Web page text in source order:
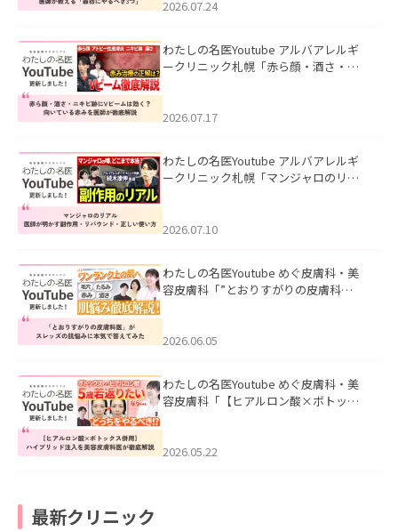
た。
2026.07.24
わたしの名医Youtube アルバアレルギ
ークリニック札幌「赤ら顔・酒さ・ニ
した。
2026.07.17
わたしの名医Youtube アルバアレルギ
ークリニック札幌「マンジャロのリア
た。
2026.07.10
わたしの名医Youtube めぐ皮膚科・美
容皮膚科「”とおりすがりの皮膚科
2026.06.05
わたしの名医Youtube めぐ皮膚科・美
容皮膚科「【ヒアルロン酸×ボトック
た。
2026.05.22
最新クリニック